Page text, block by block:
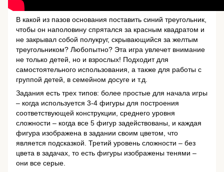
В какой из пазов основания поставить синий треугольник,
чтобы он наполовину спрятался за красным квадратом и
не закрывал собой полукруг, скрывающийся за желтым
треугольником? Любопытно? Эта игра увлечет внимание
не только детей, но и взрослых! Подходит для
самостоятельного использования, а также для работы с
группой детей, в семейном досуге и т.д.
Задания есть трех типов: более простые для начала игры
– когда используется 3-4 фигуры для построения
соответствующей конструкции, среднего уровня
сложности – когда все 5 фигур задействованы, и каждая
фигура изображена в задании своим цветом, что
является подсказкой. Третий уровень сложности – без
цвета в задачах, то есть фигуры изображены тенями –
они все серые.